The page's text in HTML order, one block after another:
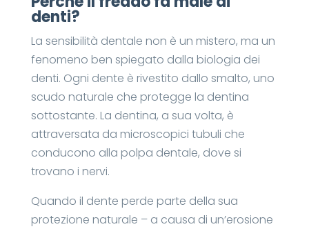
denti?
La sensibilità dentale non è un mistero, ma un
fenomeno ben spiegato dalla biologia dei
denti. Ogni dente è rivestito dallo smalto, uno
scudo naturale che protegge la dentina
sottostante. La dentina, a sua volta, è
attraversata da microscopici tubuli che
conducono alla polpa dentale, dove si
trovano i nervi.
Quando il dente perde parte della sua
protezione naturale – a causa di un’erosione